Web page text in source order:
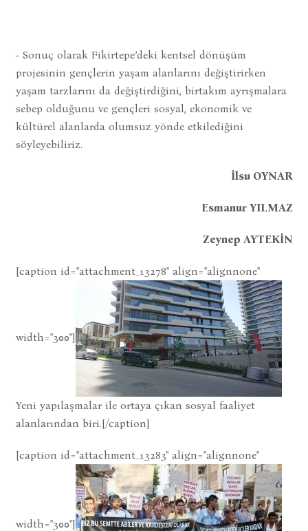
- Sonuç olarak Fikirtepe’deki kentsel dönüşüm
projesinin gençlerin yaşam alanlarını değiştirirken
yaşam tarzlarını da değiştirdiğini, birtakım ayrışmalara
sebep olduğunu ve gençleri sosyal, ekonomik ve
kültürel alanlarda olumsuz yönde etkilediğini
söyleyebiliriz.
İlsu OYNAR
Esmanur YILMAZ
Zeynep AYTEKİN
[caption id="attachment_13278" align="alignnone"
width="300"]
Yeni yapılaşmalar ile ortaya çıkan sosyal faaliyet
alanlarından biri.[/caption]
[caption id="attachment_13283" align="alignnone"
width="300"]